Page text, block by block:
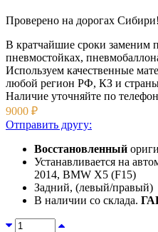
Проверено на дорогах
В кратчайшие сроки заменим
пневмостойках,
Используем качественные
любой регион РФ, КЗ и
Наличие уточняйте по
9000 ₽
Отправить другу:
Восстановленный
Устанавливается на
2014, BMW X5 (F15)
Задний, (левый/правый)
В наличии со склада.